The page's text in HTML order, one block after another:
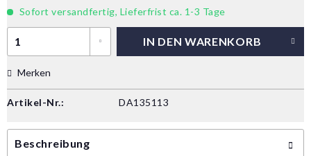
Sofort versandfertig, Lieferfrist ca. 1-3 Tage
IN DEN WARENKORB
Merken
Artikel-Nr.: DA135113
Beschreibung